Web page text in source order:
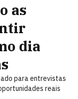
as
dia
para entrevistas
reais